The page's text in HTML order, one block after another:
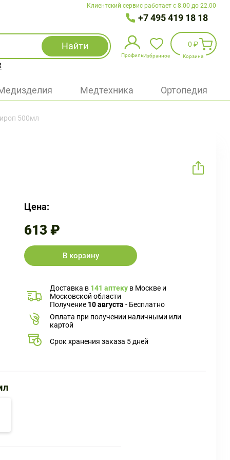
Клиентский сервис работает с 8.00 до 22.00
+7 495 419 18 18
Найти
Профиль
Избранное
Войти
Избранное
0 ₽
Корзина
Медтехника Ортопедия
500мл
Цена:
613 ₽
В корзину
Доставка в 141 аптеку в Москве и
Московской области
Получение 10 августа - Бесплатно
Оплата при получении наличными или
картой
Срок хранения заказа 5 дней